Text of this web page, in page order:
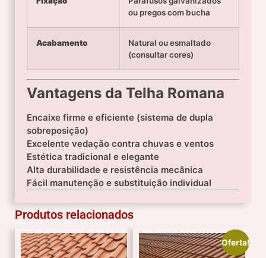
ou pregos com bucha
Acabamento
Natural ou esmaltado
(consultar cores)
Vantagens da Telha Romana
Encaixe firme e eficiente (sistema de dupla
sobreposição)
Excelente vedação contra chuvas e ventos
Estética tradicional e elegante
Alta durabilidade e resistência mecânica
Fácil manutenção e substituição individual
Produtos relacionados
Oferta!